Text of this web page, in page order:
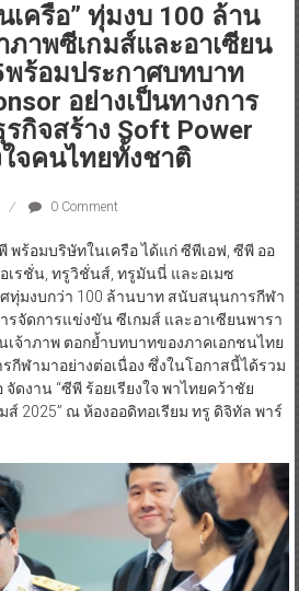
ครือ” ทุ่มงบ 100 ล้าน
ภาพซีเกมส์และอาเซียน
พร้อมประกาศบทบาท
อย่างเป็นทางการ
กิจสร้าง Soft Power
จคนไทยทั้งชาติ
0 Comment
ร้อมบริษัทในเครือ ได้แก่ ซีพีเอฟ, ซีพี ออ
เรชั่น, ทรูวิชั่นส์, ทรูมันนี่ และอเมซ
ศทุ่มงบกว่า 100 ล้านบาท สนับสนุนการกีฬา
รจัดการแข่งขัน ซีเกมส์ และอาเซียนพารา
เจ้าภาพ ตอกย้ำบทบาทของภาคเอกชนไทย
ฬามาอย่างต่อเนื่อง ซึ่งในโอกาสนี้ได้รวม
ดงาน “ซีพี ร้อยเรียงใจ พาไทยคว้าชัย
ส์ 2025” ณ ห้องออดิทอเรียม ทรู ดิจิทัล พาร์